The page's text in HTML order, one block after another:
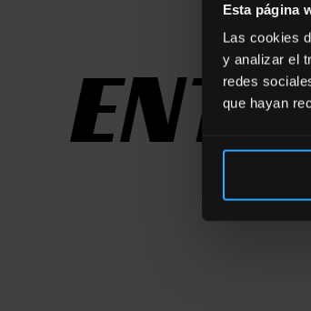
Esta página
Las cookies
y analizar el
redes
que hayan